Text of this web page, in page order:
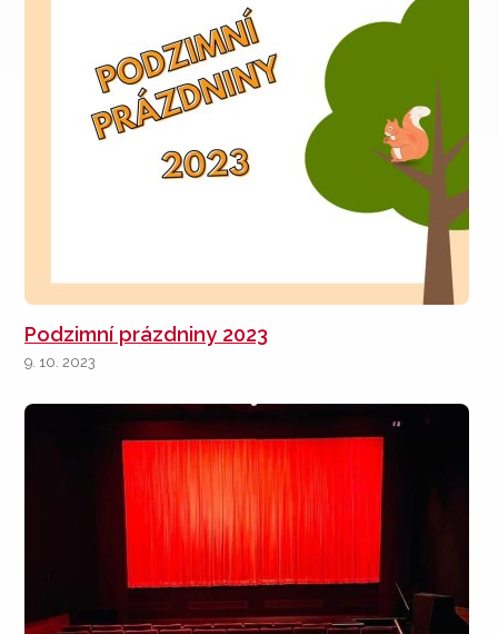
Podzimní prázdniny 2023
9. 10. 2023